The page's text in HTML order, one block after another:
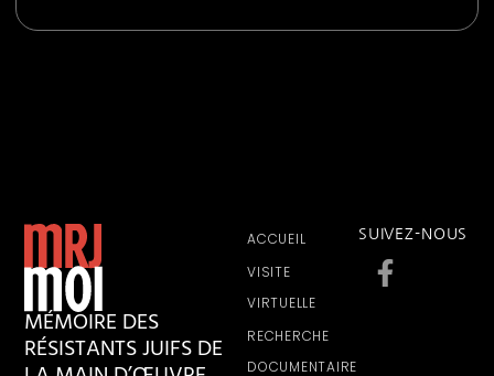
MÉMOIRE DES
RÉSISTANTS JUIFS DE
ACCUEIL
VISITE
VIRTUELLE
RECHERCHE
DOCUMENTAIRE
SUIVEZ-NOUS